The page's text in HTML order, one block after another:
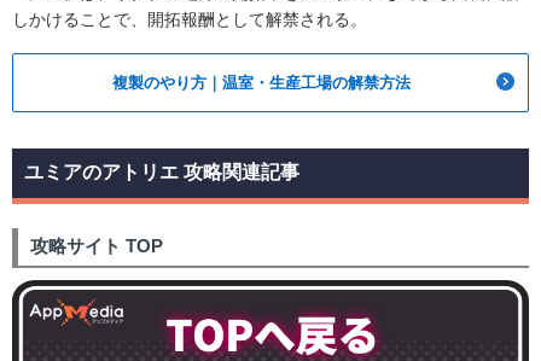
しかけることで、開拓報酬として解禁される。
複製のやり方｜温室・生産工場の解禁方法
ユミアのアトリエ 攻略関連記事
攻略サイト TOP